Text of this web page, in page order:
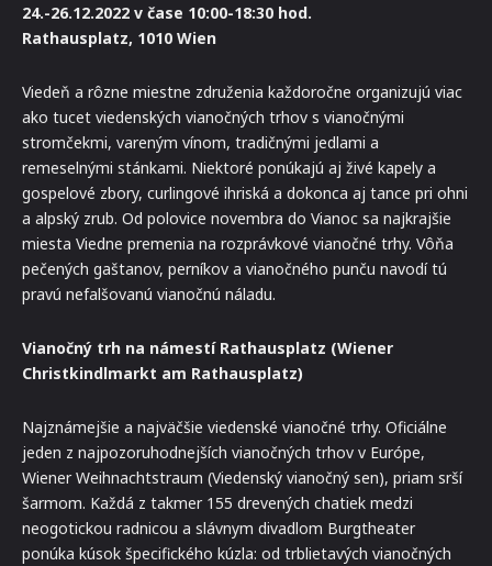
24.-26.12.2022 v čase 10:00-18:30 hod.
Rathausplatz, 1010 Wien
Viedeň a rôzne miestne združenia každoročne organizujú viac
ako tucet viedenských vianočných trhov s vianočnými
stromčekmi, vareným vínom, tradičnými jedlami a
remeselnými stánkami. Niektoré ponúkajú aj živé kapely a
gospelové zbory, curlingové ihriská a dokonca aj tance pri ohni
a alpský zrub. Od polovice novembra do Vianoc sa najkrajšie
miesta Viedne premenia na rozprávkové vianočné trhy. Vôňa
pečených gaštanov, perníkov a vianočného punču navodí tú
pravú nefalšovanú vianočnú náladu.
Vianočný trh na námestí Rathausplatz (Wiener
Christkindlmarkt am Rathausplatz)
Najznámejšie a najväčšie viedenské vianočné trhy. Oficiálne
jeden z najpozoruhodnejších vianočných trhov v Európe,
Wiener Weihnachtstraum (Viedenský vianočný sen), priam srší
šarmom. Každá z takmer 155 drevených chatiek medzi
neogotickou radnicou a slávnym divadlom Burgtheater
ponúka kúsok špecifického kúzla: od trblietavých vianočných